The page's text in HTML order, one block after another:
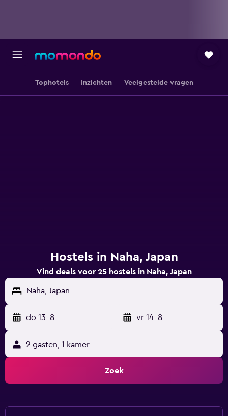
Tophotels Inzichten Veelgestelde vragen
Hostels in Naha, Japan
Vind deals voor 25 hostels in Naha, Japan
Naha, Japan
do 13-8 - vr 14-8
2 gasten, 1 kamer
Zoek